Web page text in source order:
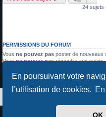
En poursuivant votre
l’utilisation de cookies.
OK
24 sujets
PERMISSIONS DU FORUM
Vous ne pouvez pas poster de nouveaux
Vousne pouvez pasrépondre aux sujets
Vousne pouvez passupprimer vos
ne pouvez pas
phpBB®